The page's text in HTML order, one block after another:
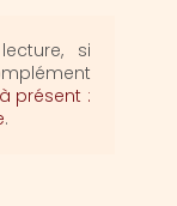
si
présent :
.